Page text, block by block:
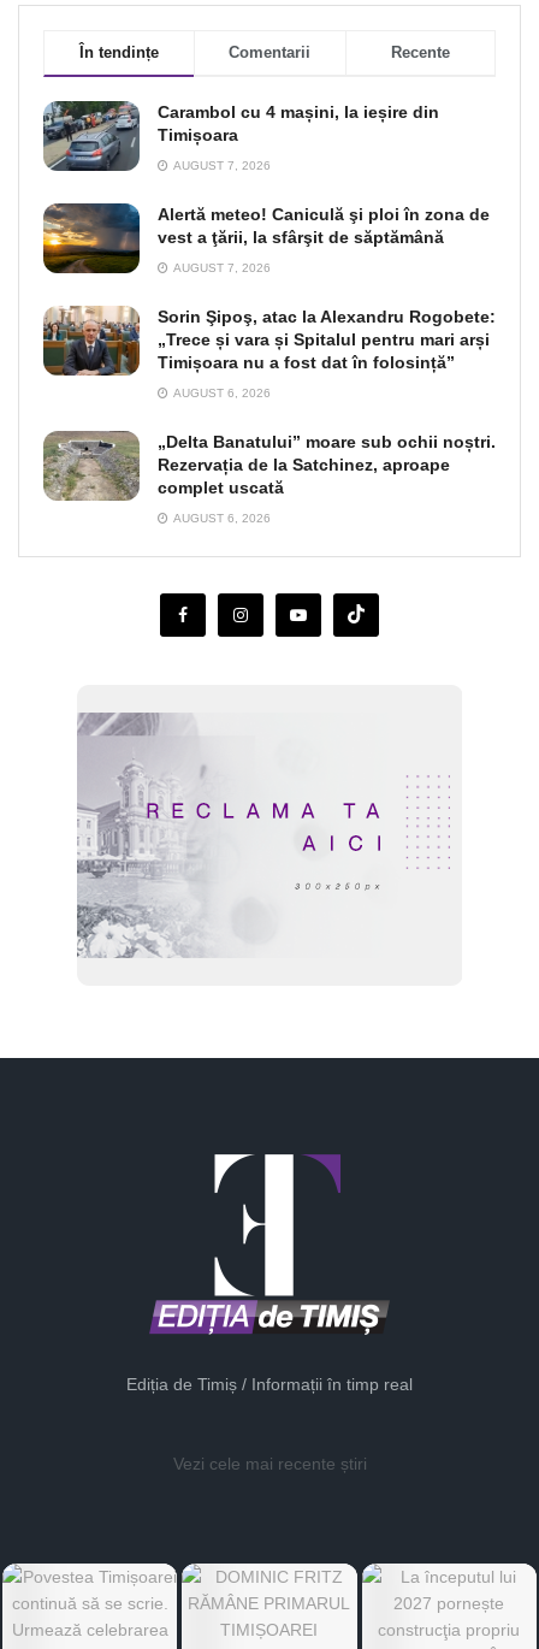
În tendințe Comentarii Recente
Carambol cu 4 mașini, la ieșire din
Timișoara
AUGUST 7, 2026
Alertă meteo! Caniculă şi ploi în zona de
vest a ţării, la sfârşit de săptămână
AUGUST 7, 2026
Sorin Şipoş, atac la Alexandru Rogobete:
„Trece și vara și Spitalul pentru mari arși
Timișoara nu a fost dat în folosință”
AUGUST 6, 2026
„Delta Banatului” moare sub ochii noștri.
Rezervația de la Satchinez, aproape
complet uscată
AUGUST 6, 2026
Ediția de Timiș / Informații în timp real
Vezi cele mai recente știri